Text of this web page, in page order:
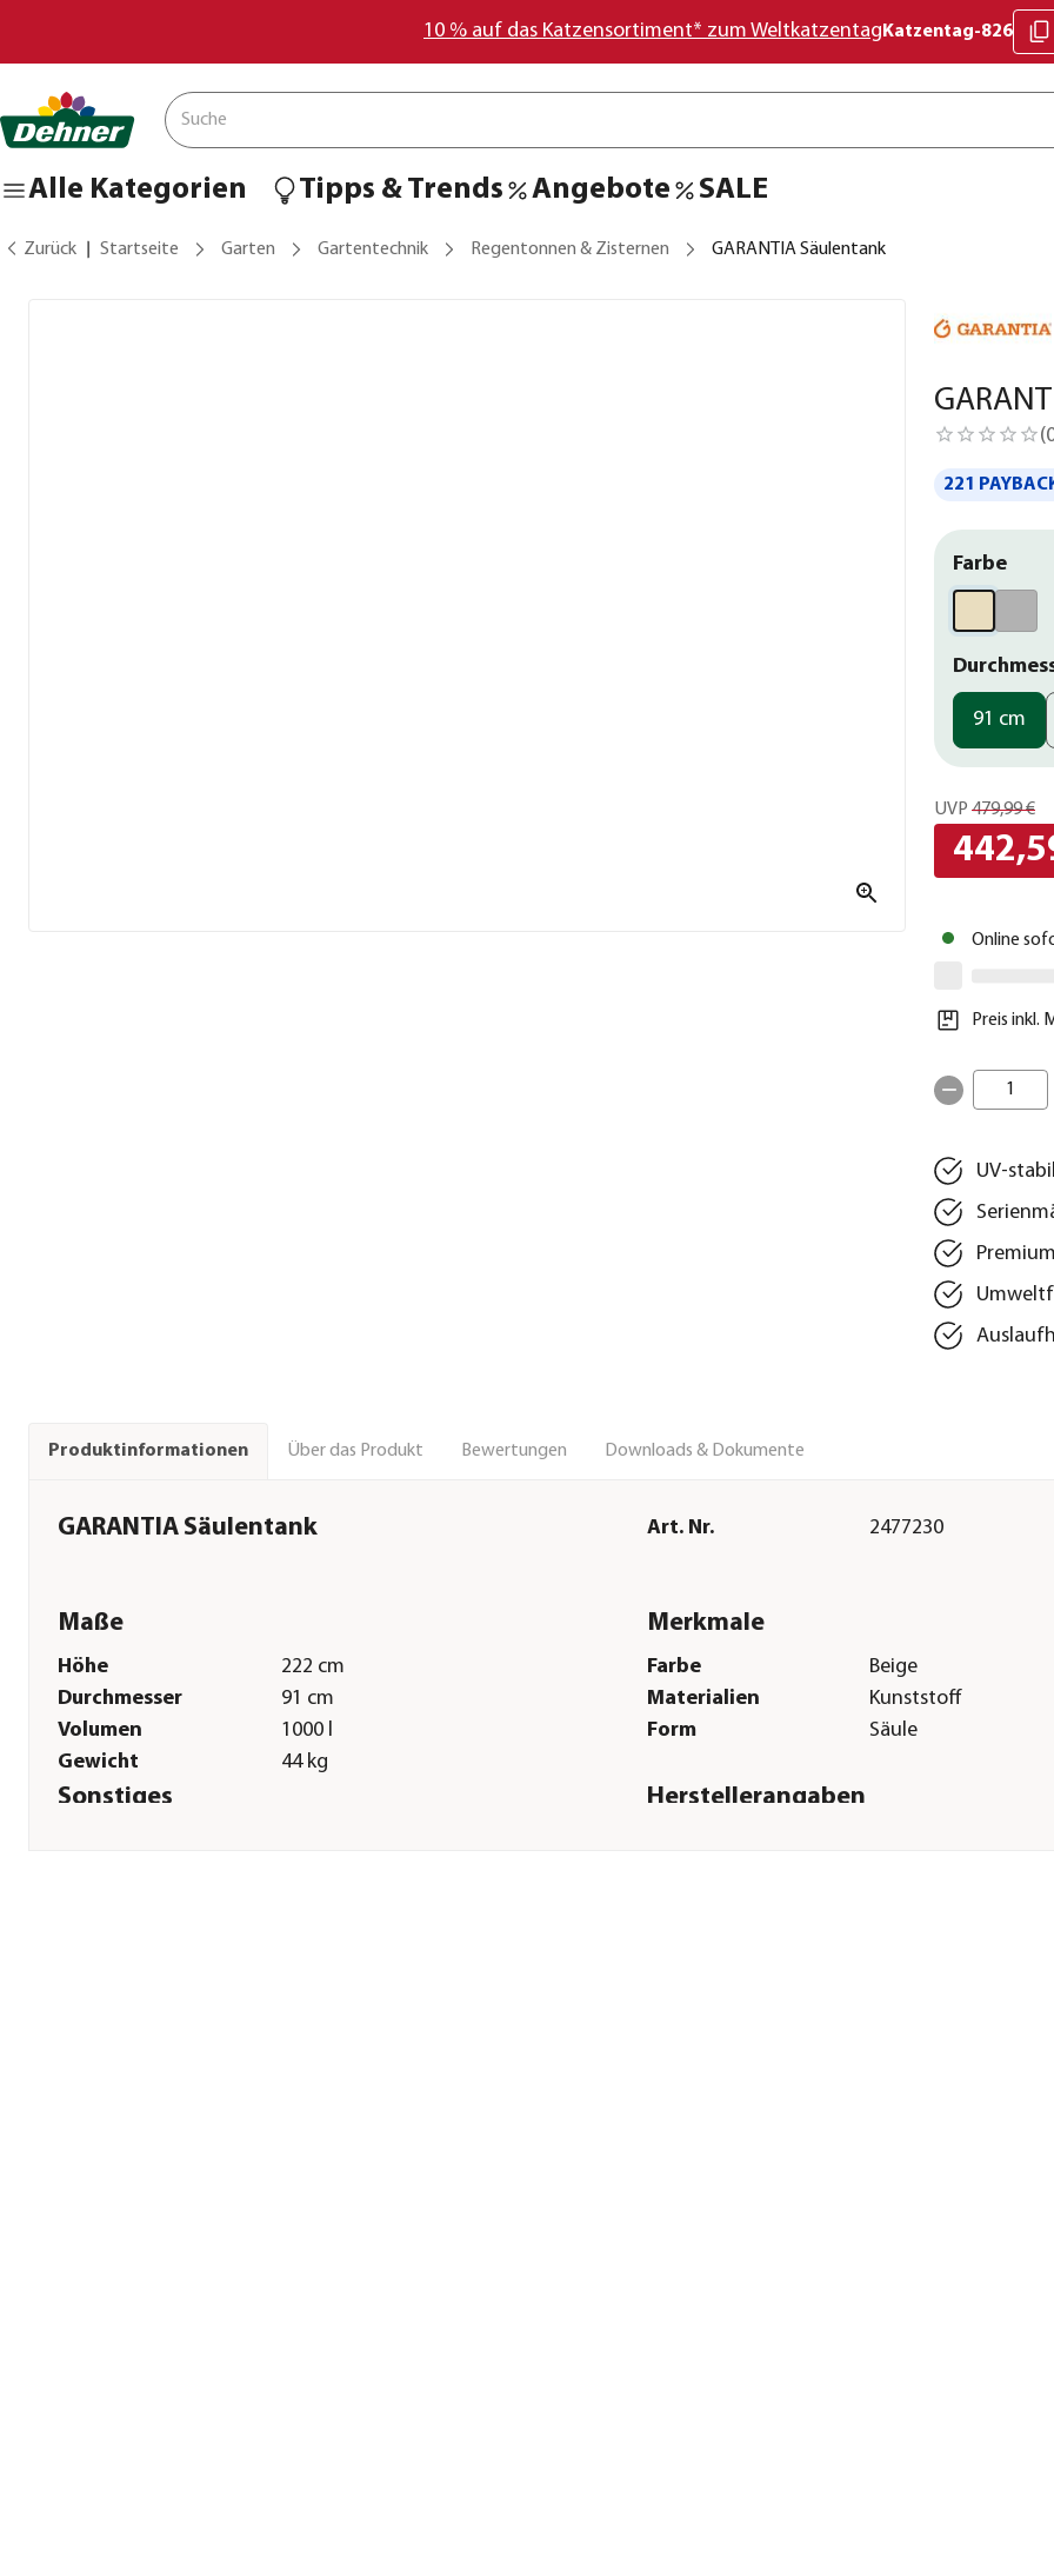
10 % auf das Katzensortiment* zum Weltkatzentag Katzentag-826
Alle Kategorien Tipps & Trends Angebote SALE
Zurück Startseite Garten Gartentechnik Regentonnen & Zisternen GARANTIA Säulentank
(
221
Farbe
91 cm
UVP 479,99 €
Online
Preis inkl.
1
UV-
Produktinformationen Über das Produkt Bewertungen Downloads & Dokumente
GARANTIA Säulentank Art. Nr. 2477230
Maße
Höhe
222 cm
Durchmesser
91 cm
Volumen
1000 l
Gewicht
44 kg
Merkmale
Farbe
Beige
Materialien
Kunststoff
Form
Säule
Sonstiges Herstellerangaben